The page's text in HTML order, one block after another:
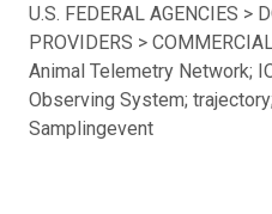
U.S. FEDERAL AGENCIES >
PROVIDERS >
Animal Telemetry Network;
Observing System;
Samplingevent